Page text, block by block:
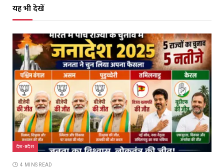
यह भी देखें
देश-प्रदेश
4 MINS READ